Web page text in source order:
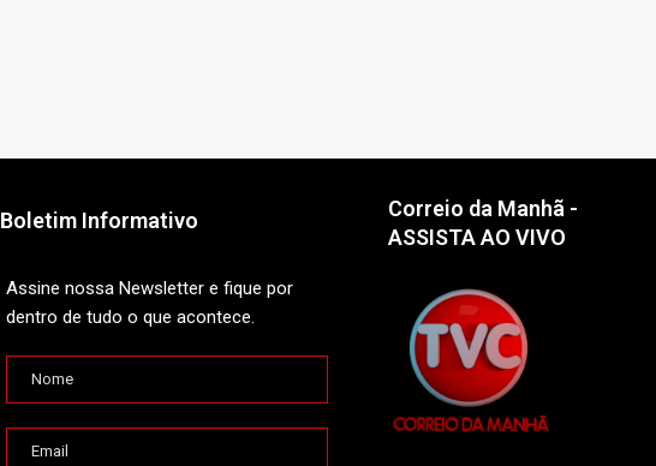
Boletim Informativo
Assine nossa Newsletter e fique por
dentro de tudo o que acontece.
Correio da Manhã -
ASSISTA AO VIVO